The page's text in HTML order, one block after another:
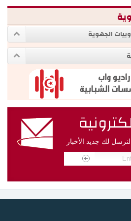
الجهوية
لك جديد الأخبار